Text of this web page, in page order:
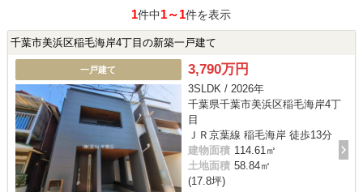
1件中1～1件を表示
千葉市美浜区稲毛海岸4丁目の新築一戸建て
一戸建て 3,790万円
3SLDK / 2026年
千葉県千葉市美浜区稲毛海岸4丁
目
ＪＲ京葉線 稲毛海岸 徒歩13分
建物面積 114.61㎡
土地面積 58.84㎡
(17.8坪)